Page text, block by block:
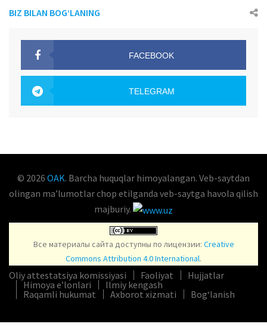
BIZ BILAN BOG‘LANING
FACEBOOK
TELEGRAM
© 2026 OAK. Barcha huquqlar himoyalangan. Veb-saytdan
olingan maʼlumotlar chop etilganda veb-saytga havola qilish
majburiy.
Все материалы сайта доступны по лицензии: Creative
Commons Attribution 4.0 International.
Oliy attestatsiya komissiyasi Faoliyat
Hujjatlar
Himoya e’lonlari
Ilmiy kengash
Raqamli hukumat
Axborot xizmati Bog‘lanish